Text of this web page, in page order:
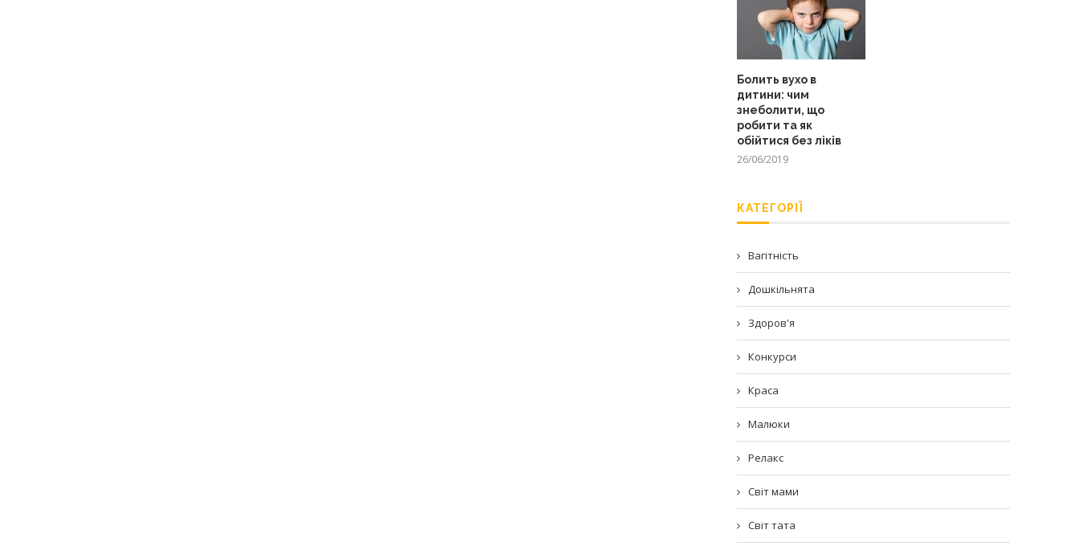
Болить вухо в
дитини: чим
знеболити, що
робити та як
обійтися без ліків
26/06/2019
КАТЕГОРІЇ
Вагітність
Дошкільнята
Здоров'я
Конкурси
Краса
Малюки
Релакс
Світ мами
Світ тата